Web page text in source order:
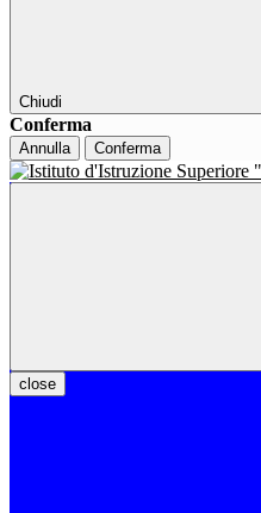
Chiudi
Conferma
Annulla Conferma
close